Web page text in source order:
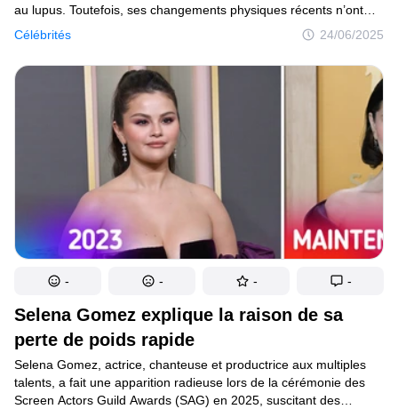
Célébrités 24/06/2025
au lupus. Toutefois, ses changements physiques récents n’ont
pas manqué d’attirer l’attention. Lors de ses dernières apparitions
sur le tapis rouge, l’artiste de 32 ans est apparue avec une
silhouette nettement amincie, poussant certains internautes
à spéculer sur un éventuel recours à l’Ozempic, un traitement
contre le diabète connu pour entraîner une perte de poids.
Selena Gomez explique la raison de sa
perte de poids rapide
Selena Gomez, actrice, chanteuse et productrice aux multiples
talents, a fait une apparition radieuse lors de la cérémonie des
Screen Actors Guild Awards (SAG) en 2025, suscitant des
- - - -
Maison
Développements
Admiration
Animaux
Photographie
Célébrités
Endroits